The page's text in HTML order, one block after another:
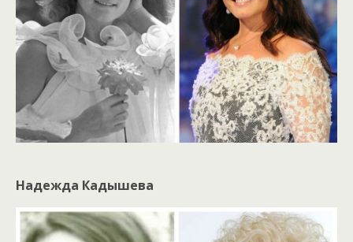
Надежда Кадышева